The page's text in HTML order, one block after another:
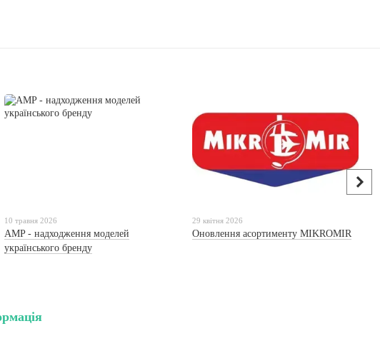
10 травня 2026
AMP - надходження моделей
українського бренду
29 квітня 2026
Оновлення асортименту MIKROMIR